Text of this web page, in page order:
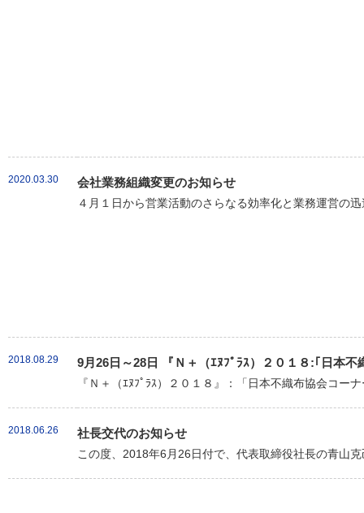
2020.03.30 会社業務組織変更のお知らせ
４月１日から営業活動のさらなる効率化と業務運営の
2018.08.29 9月26日～28日 『Ｎ＋（ｴﾇﾌﾟﾗｽ）２０１８:｢日本
『Ｎ＋（ｴﾇﾌﾟﾗｽ）２０１８』：「日本不織布協会コー
2018.06.26 社長交代のお知らせ
この度、2018年6月26日付で、代表取締役社長の青山